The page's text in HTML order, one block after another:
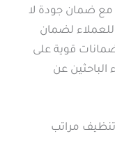
مع ضمان جودة لا
لضمان
قوية على
الباحثين عن
مراتب